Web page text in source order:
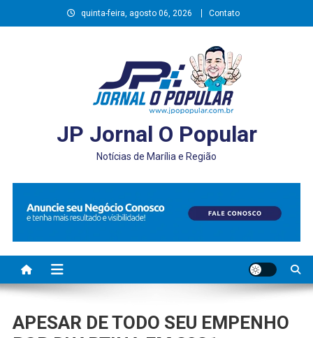
to
quinta-feira, agosto 06, 2026 Contato
JP Jornal O Popular
Notícias de Marília e Região
APESAR DE TODO SEU EMPENHO